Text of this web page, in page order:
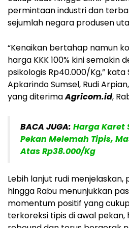
permintaan industri dan
sejumlah negara produsen
“Kenaikan bertahap namun
harga KKK 100% kini semakin
psikologis Rp40.000/Kg,” kata
Apkarindo Sumsel, Rudi
yang diterimaAgricom.id,
BACA JUGA: Harga Karet
Pekan Melemah Tipis,
Atas Rp38.000/Kg
Lebih lanjut rudi menjelaskan,
hingga Rabu menunjukkan
momentum positif yang
terkoreksi tipis di awal pekan,